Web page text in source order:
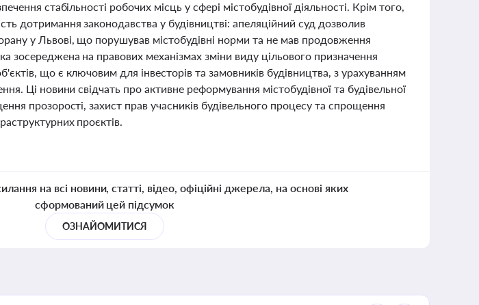
стабільності робочих місць у сфері містобудівної діяльності. Крім того,
дотримання законодавства у будівництві: апеляційний суд дозволив
у Львові, що порушував містобудівні норми та не мав продовження
зосереджена на правових механізмах зміни виду цільового призначення
що є ключовим для інвесторів та замовників будівництва, з урахуванням
Ці новини свідчать про активне реформування містобудівної та будівельної
прозорості, захист прав учасників будівельного процесу та спрощення
проєктів.
на всі новини, статті, відео, офіційні джерела, на основі яких
сформований цей підсумок
ОЗНАЙОМИТИСЯ